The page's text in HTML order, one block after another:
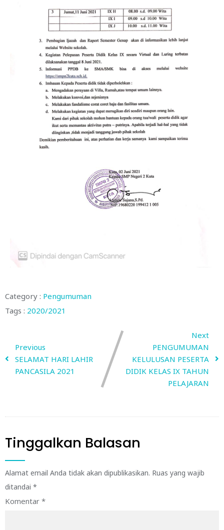
Category : Pengumuman
Tags : 2020/2021
Previous
SELAMAT HARI LAHIR
PANCASILA 2021
Next
PENGUMUMAN
KELULUSAN PESERTA
DIDIK KELAS IX TAHUN
PELAJARAN
Tinggalkan Balasan
Alamat email Anda tidak akan dipublikasikan. Ruas yang wajib
ditandai *
Komentar *